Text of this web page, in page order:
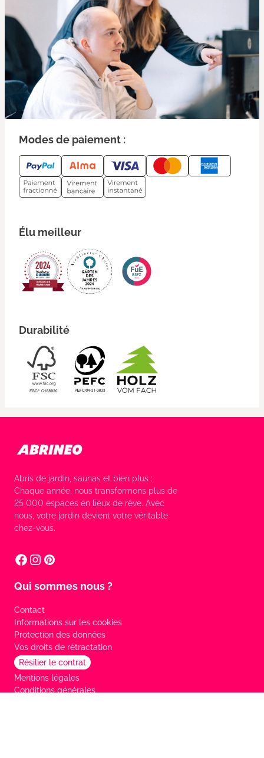
Modes de paiement :
Élu meilleur
Durabilité
Abris de jardin, saunas et bien plus :
Chaque année, nous transformons plus de
25 000 espaces en lieux de rêve. Avec
nous, votre jardin devient votre véritable
chez-vous.
Qui sommes nous ?
Contact
Informations sur les cookies
Protection des données
Vos droits de rétractation
Résilier le contrat
Mentions légales
Conditions générales